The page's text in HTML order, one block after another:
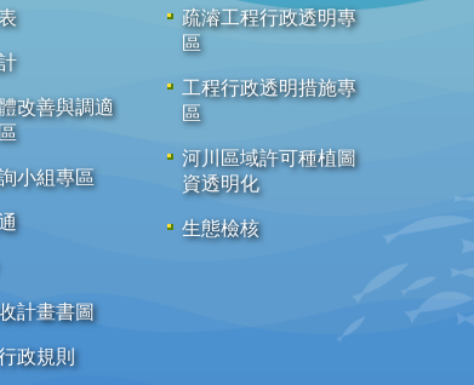
改善與調適
小組專區
計畫書圖
政規則
疏濬工程行政透明專
區
工程行政透明措施專
區
河川區域許可種植圖
資透明化
生態檢核